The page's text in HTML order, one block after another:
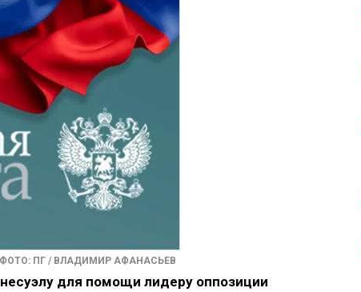
ФОТО: ПГ / ВЛАДИМИР АФАНАСЬЕВ
для помощи лидеру оппозиции